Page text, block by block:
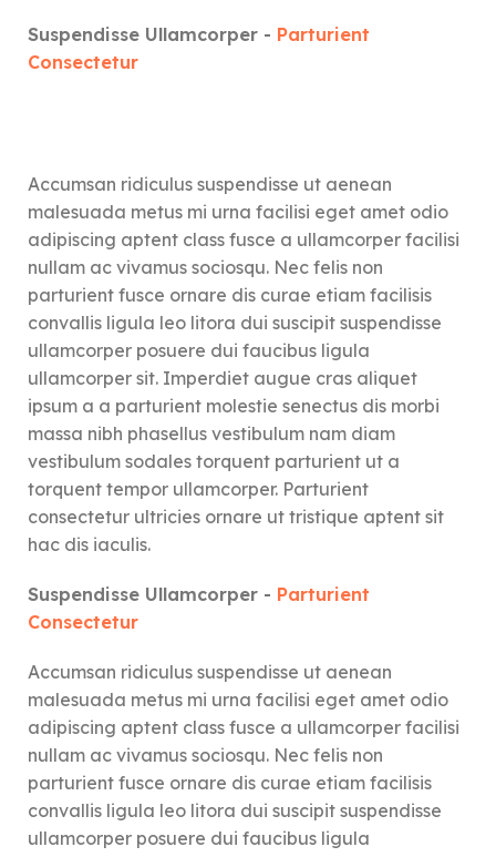
Suspendisse Ullamcorper - Parturient
Consectetur
Accumsan ridiculus suspendisse ut aenean
malesuada metus mi urna facilisi eget amet odio
adipiscing aptent class fusce a ullamcorper facilisi
nullam ac vivamus sociosqu. Nec felis non
parturient fusce ornare dis curae etiam facilisis
convallis ligula leo litora dui suscipit suspendisse
ullamcorper posuere dui faucibus ligula
ullamcorper sit. Imperdiet augue cras aliquet
ipsum a a parturient molestie senectus dis morbi
massa nibh phasellus vestibulum nam diam
vestibulum sodales torquent parturient ut a
torquent tempor ullamcorper. Parturient
consectetur ultricies ornare ut tristique aptent sit
hac dis iaculis.
Suspendisse Ullamcorper - Parturient
Consectetur
Accumsan ridiculus suspendisse ut aenean
malesuada metus mi urna facilisi eget amet odio
adipiscing aptent class fusce a ullamcorper facilisi
nullam ac vivamus sociosqu. Nec felis non
parturient fusce ornare dis curae etiam facilisis
convallis ligula leo litora dui suscipit suspendisse
ullamcorper posuere dui faucibus ligula